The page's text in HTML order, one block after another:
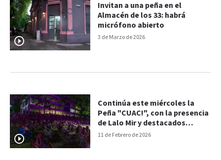
3 de Marzo de 2026
Invitan a una peña en el
Almacén de los 33: habrá
micrófono abierto
11 de Febrero de 2026
Continúa este miércoles la
Peña "CUAC!", con la presencia
de Lalo Mir y destacados
artistas